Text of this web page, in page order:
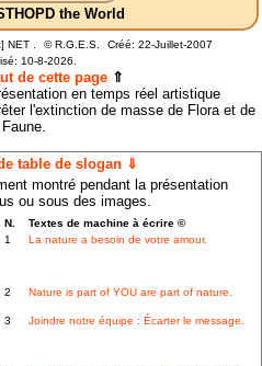
the World
NET . ©R.G.E.S.
Créé: 22-Juillet-2007
10-8-2026.
de cette page⇑
en temps réel artistique
l'extinction de masse de Flora et de
Faune.
table de slogan ⇓
montré pendant la présentation
ou sous des images.
N.
Textes de machine à écrire ©
1 La nature a besoin de votre amour.
2 Nature is part of YOU are part of nature.
3 Joindre notre équipe : Écarter le message.